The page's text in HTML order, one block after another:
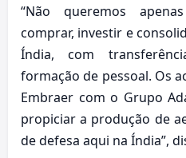
“Não queremos
comprar, investir e
Índia, com
formação de pessoal. Os
Embraer com o Grupo
propiciar a produção de
de defesa aqui na Índia”,